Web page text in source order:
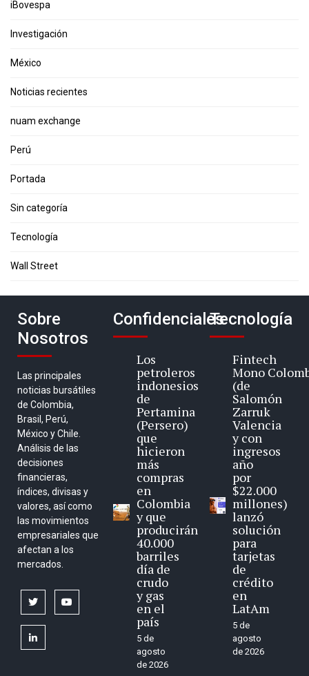
iBovespa
Investigación
México
Noticias recientes
nuam exchange
Perú
Portada
Sin categoría
Tecnología
Wall Street
Sobre
Nosotros
Las principales
noticias bursátiles
de Colombia,
Brasil, Perú,
México y Chile.
Análisis de las
decisiones
financieras,
índices, divisas y
valores, así como
las movimientos
empresariales que
afectan a los
mercados.
twitter
linkedin
Confidenciales
Los
petroleros
indonesios
de
Pertamina
(Persero)
que
hicieron
más
compras
en
Colombia
y que
producirán
40.000
barriles
día de
crudo
y gas
en el
país
5 de
agosto
de 2026
Tecnología
Fintech
Mono
(de
Salomón
Zarruk
Valencia
y con
ingresos
año
por
$22.000
millones)
lanzó
solución
para
tarjetas
de
crédito
en
LatAm
5 de
agosto
de 2026